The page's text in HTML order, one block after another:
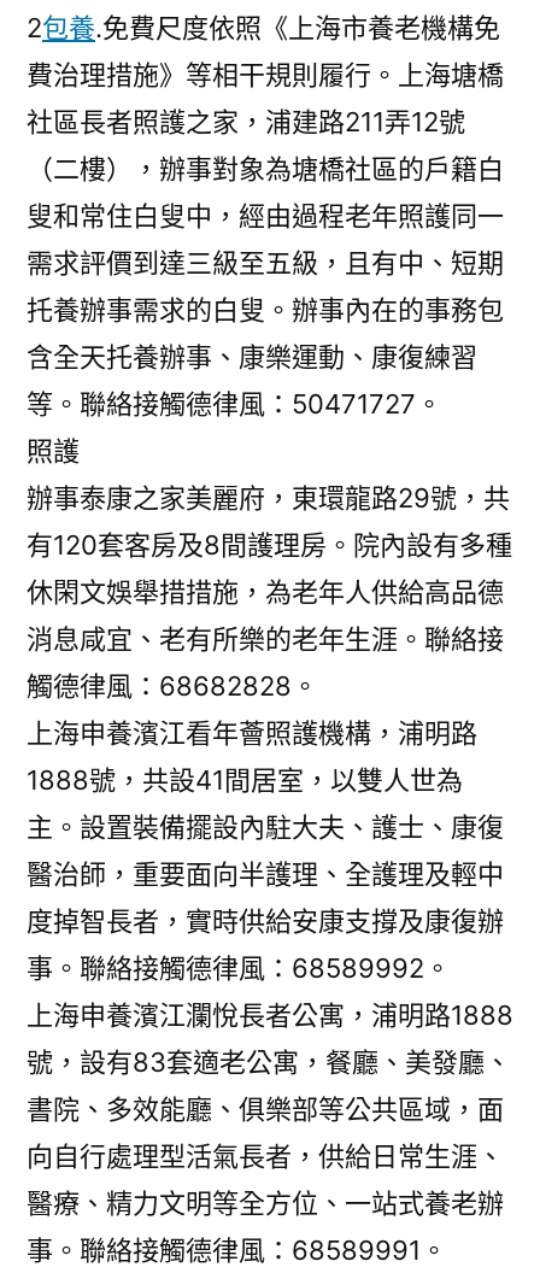
2包養.免費尺度依照《上海市養老機構免
費治理措施》等相干規則履行。上海塘橋
社區長者照護之家，浦建路211弄12號
（二樓），辦事對象為塘橋社區的戶籍白
叟和常住白叟中，經由過程老年照護同一
需求評價到達三級至五級，且有中、短期
托養辦事需求的白叟。辦事內在的事務包
含全天托養辦事、康樂運動、康復練習
等。聯絡接觸德律風：50471727。
照護
辦事泰康之家美麗府，東環龍路29號，共
有120套客房及8間護理房。院內設有多種
休閑文娛舉措措施，為老年人供給高品德
消息咸宜、老有所樂的老年生涯。聯絡接
觸德律風：68682828。
上海申養濱江看年薈照護機構，浦明路
1888號，共設41間居室，以雙人世為
主。設置裝備擺設內駐大夫、護士、康復
醫治師，重要面向半護理、全護理及輕中
度掉智長者，實時供給安康支撐及康復辦
事。聯絡接觸德律風：68589992。
上海申養濱江瀾悅長者公寓，浦明路1888
號，設有83套適老公寓，餐廳、美發廳、
書院、多效能廳、俱樂部等公共區域，面
向自行處理型活氣長者，供給日常生涯、
醫療、精力文明等全方位、一站式養老辦
事。聯絡接觸德律風：68589991。